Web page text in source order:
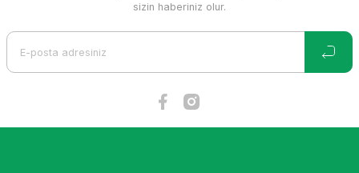
sizin haberiniz olur.